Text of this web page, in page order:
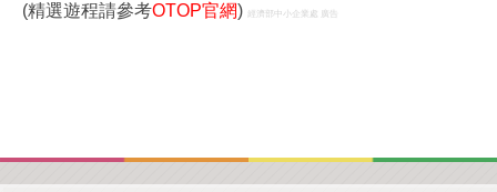
(精選遊程請參考OTOP官網) 經濟部中小企業處 廣告